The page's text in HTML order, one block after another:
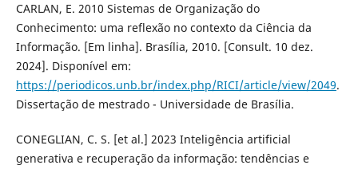
CARLAN, E. 2010 Sistemas de Organização do
Conhecimento: uma reflexão no contexto da Ciência da
Informação. [Em linha]. Brasília, 2010. [Consult. 10 dez.
2024]. Disponível em:
https://periodicos.unb.br/index.php/RICI/article/view/2049.
Dissertação de mestrado - Universidade de Brasília.
CONEGLIAN, C. S. [et al.] 2023 Inteligência artificial
generativa e recuperação da informação: tendências e